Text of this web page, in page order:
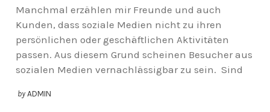
Manchmal erzählen mir Freunde und auch
Kunden, dass soziale Medien nicht zu ihren
persönlichen oder geschäftlichen Aktivitäten
passen. Aus diesem Grund scheinen Besucher aus
sozialen Medien vernachlässigbar zu sein. Sind
by ADMIN